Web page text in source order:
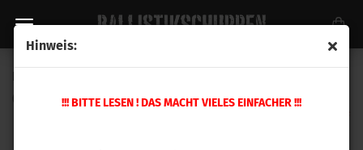
Hinweis:
!!! BITTE LESEN ! DAS MACHT VIELES EINFACHER !!!
546429)